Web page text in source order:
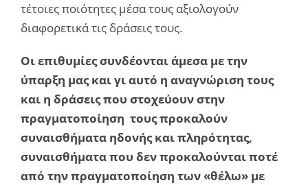
τέτοιες ποιότητες μέσα τους αξιολογούν
διαφορετικά τις δράσεις τους.
Οι επιθυμίες συνδέονται άμεσα με την
ύπαρξη μας και γι αυτό η αναγνώριση τους
και η δράσεις που στοχεύουν στην
πραγματοποίηση τους προκαλούν
συναισθήματα ηδονής και πληρότητας,
συναισθήματα που δεν προκαλούνται ποτέ
από την πραγματοποίηση των «θέλω» με